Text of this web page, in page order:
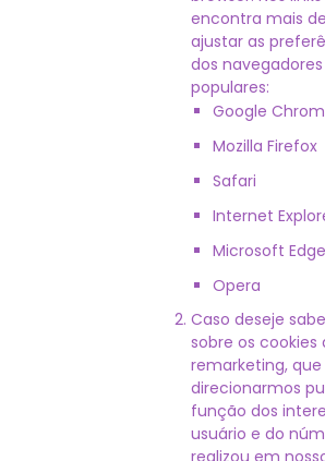
encontra mais
ajustar as
dos
populares:
Google
Mozilla Firefox
Safari
Internet
Microsoft Edge
Opera
Caso deseje
sobre os cookies
remarketing,
direcionarmos
função dos
usuário e do
realizou em